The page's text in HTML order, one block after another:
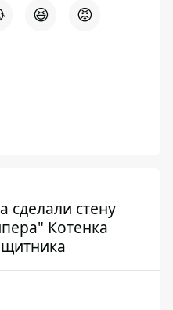
😆 😡
сделали стену
Котенка